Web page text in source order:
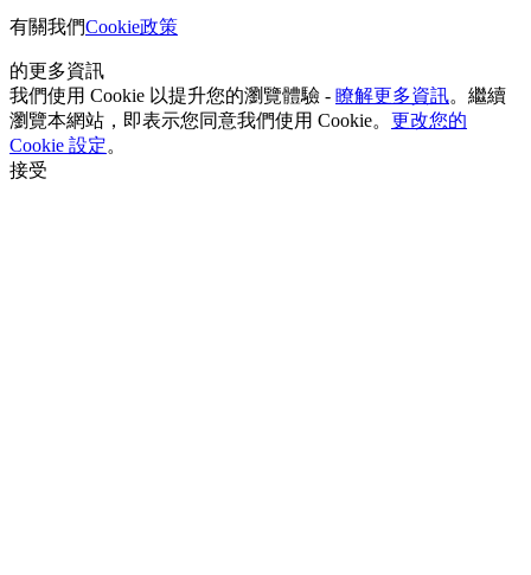
有關我們Cookie政策
的更多資訊
我們使用 Cookie 以提升您的瀏覽體驗 - 瞭解更多資訊。繼續
瀏覽本網站，即表示您同意我們使用 Cookie。 更改您的
Cookie 設定。
接受